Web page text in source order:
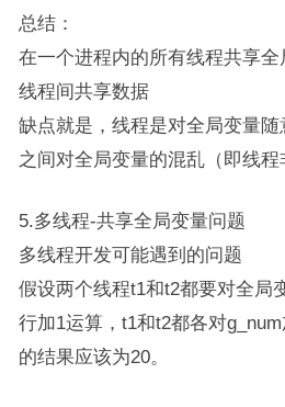
总结：
在一个进程内的所有线程共享
线程间共享数据
缺点就是，线程是对全局变量
之间对全局变量的混乱（即线程
5.多线程-共享全局变量问题
多线程开发可能遇到的问题
假设两个线程t1和t2都要对全局
行加1运算，t1和t2都各对
的结果应该为20。